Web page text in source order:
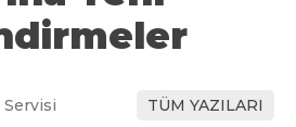
TÜM YAZILARI